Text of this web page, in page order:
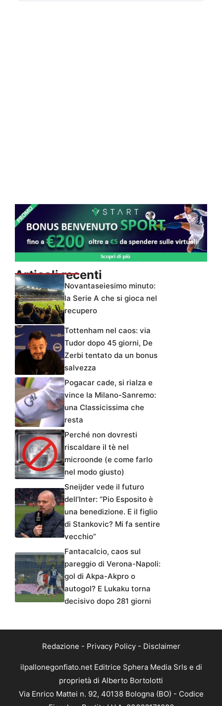
Articoli recenti
Novantaseiesimo minuto:
la Serie A che si gioca nel
recupero
Tottenham nel caos: via
Tudor dopo 45 giorni, De
Zerbi tentato da un bonus
salvezza
Pogacar cade, si rialza e
vince la Milano-Sanremo:
una Classicissima che
resta
Perché non dovresti
riscaldare il tè nel
microonde (e come farlo
nel modo giusto)
Sneijder vede il futuro
dell’Inter: “Pio Esposito è
una benedizione. E il figlio
di Stankovic? Mi fa sentire
vecchio”
Fantacalcio, caos sul
pareggio di Verona-Napoli:
gol di Akpa-Akpro o
autogol? E Lukaku torna
decisivo dopo 281 giorni
Redazione - Privacy Policy- Disclaimer
ilpallonegonfiato.net Editrice Sphera Media Srls e di
proprietà di Alberto Bortolotti
Via Enrico Mattei n. 92, 40138 Bologna (BO) - Codice